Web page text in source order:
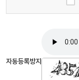
회사는 회원가입, 상담,
고 있습니다.
ο 수집항목 : 이름 , 생년월
, 이메일 , 서비스 이용기
자동등록방지